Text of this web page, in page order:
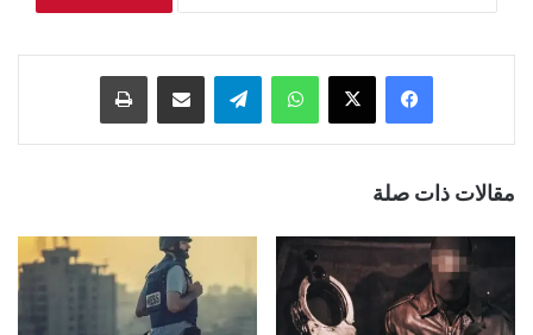
فيسبوك ‫X واتساب تيلقرام مشاركة عبر البريد طباعة
مقالات ذات صلة